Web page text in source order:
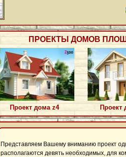
ПРОЕКТЫ ДОМОВ
Проект дома z4 Проект
Представляем Вашему вниманию проект
располагаются девять необходимых, для